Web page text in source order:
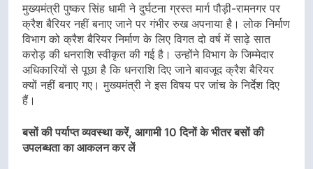
मुख्यमंत्री पुष्कर सिंह धामी ने दुर्घटना ग्रस्त मार्ग पौड़ी-रामनगर पर
क्रैश बैरियर नहीं बनाए जाने पर गंभीर रुख अपनाया है। लोक निर्माण
विभाग को क्रैश बैरियर निर्माण के लिए विगत दो वर्ष में साढ़े सात
करोड़ की धनराशि स्वीकृत की गई है। उन्होंने विभाग के जिम्मेदार
अधिकारियों से पूछा है कि धनराशि दिए जाने बावजूद क्रैश बैरियर
क्यों नहीं बनाए गए। मुख्यमंत्री ने इस विषय पर जांच के निर्देश दिए
हैं।
बसों की पर्याप्त व्यवस्था करें, आगामी 10 दिनों के भीतर बसों की
उपलब्धता का आकलन कर लें